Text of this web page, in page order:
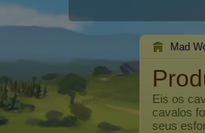
Mad
Eis os
cavalos
seus